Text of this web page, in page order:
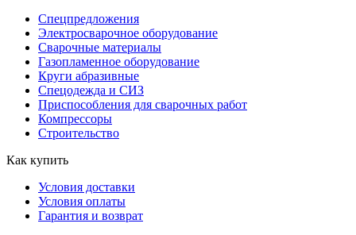
Спецпредложения
Электросварочное оборудование
Сварочные материалы
Газопламенное оборудование
Круги абразивные
Спецодежда и СИЗ
Приспособления для сварочных работ
Компрессоры
Строительство
Как купить
Условия доставки
Условия оплаты
Гарантия и возврат